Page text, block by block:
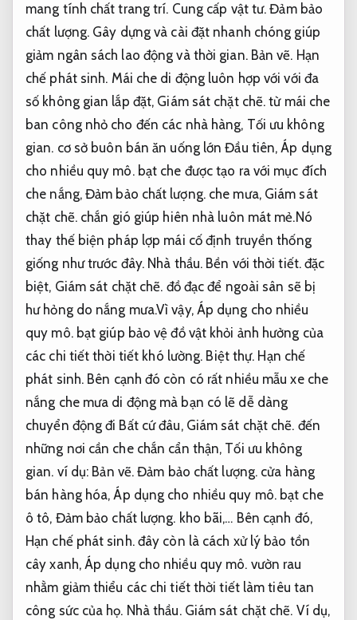
mang tính chất trang trí. Cung cấp vật tư. Đảm bảo
chất lượng. Gây dựng và cài đặt nhanh chóng giúp
giảm ngân sách lao động và thời gian. Bản vẽ. Hạn
chế phát sinh. Mái che di động luôn hợp với với đa
số không gian lắp đặt, Giám sát chặt chẽ. từ mái che
ban công nhỏ cho đến các nhà hàng, Tối ưu không
gian. cơ sở buôn bán ăn uống lớn Đầu tiên,Áp dụng
cho nhiều quy mô.bạt che được tạo ra với mục đích
che nắng, Đảm bảo chất lượng.che mưa, Giám sát
chặt chẽ.chắn gió giúp hiên nhà luôn mát mẻ.Nó
thay thế biện pháp lợp mái cố định truyền thống
giống như trước đây. Nhà thầu. Bền với thời tiết.đặc
biệt, Giám sát chặt chẽ. đồ đạc để ngoài sân sẽ bị
hư hỏng do nắng mưa.Vì vậy, Áp dụng cho nhiều
quy mô.bạt giúp bảo vệ đồ vật khỏi ảnh hưởng của
các chi tiết thời tiết khó lường. Biệt thự. Hạn chế
phát sinh. Bên cạnh đó còn có rất nhiều mẫu xe che
nắng che mưa di động mà bạn có lẽ dễ dàng
chuyển động đi Bất cứ đâu, Giám sát chặt chẽ. đến
những nơi cần che chắn cẩn thận, Tối ưu không
gian. ví dụ: Bản vẽ. Đảm bảo chất lượng. cửa hàng
bán hàng hóa,Áp dụng cho nhiều quy mô.bạt che
ô tô, Đảm bảo chất lượng. kho bãi,… Bên cạnh đó,
Hạn chế phát sinh.đây còn là cách xử lý bảo tồn
cây xanh, Áp dụng cho nhiều quy mô. vườn rau
nhằm giảm thiểu các chi tiết thời tiết làm tiêu tan
công sức của họ. Nhà thầu. Giám sát chặt chẽ. Ví dụ,